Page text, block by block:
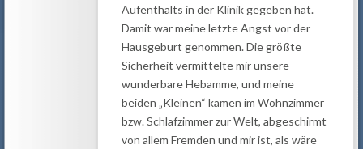
Aufenthalts in der Klinik gegeben hat.
Damit war meine letzte Angst vor der
Hausgeburt genommen. Die größte
Sicherheit vermittelte mir unsere
wunderbare Hebamme, und meine
beiden „Kleinen“ kamen im Wohnzimmer
bzw. Schlafzimmer zur Welt, abgeschirmt
von allem Fremden und mir ist, als wäre